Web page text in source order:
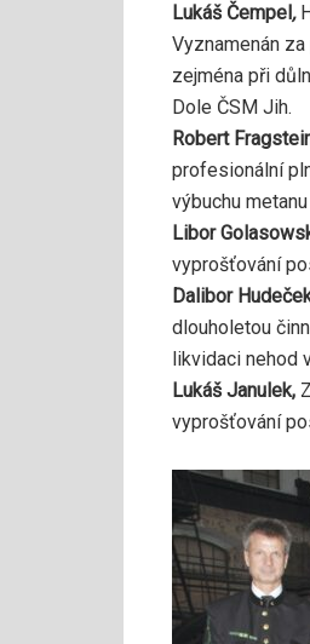
Lukáš Čempel,
Vyznamenán
zejména při
Dole ČSM Jih.
Robert
profesionální
výbuchu
Libor
vyprošťování
Dalibor
dlouholetou
likvidaci nehod
Lukáš Janulek,
vyprošťování